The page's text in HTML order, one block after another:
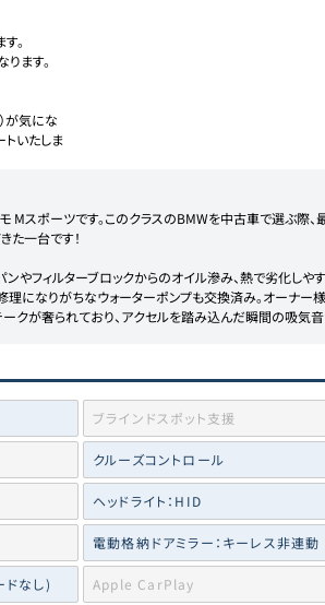
。
ます。
が気にな
いたしま
ポーツです。このクラスのBMWを中古車で選ぶ際、
た一台です！
ンやフィルターブロックからのオイル滲み、熱で劣化し
理になりがちなウォーターポンプも交換済み。オーナ
クが奢られており、アクセルを踏み込んだ瞬間の吸気
ブラインドスポット支援
クルーズコントロール
ヘッドライト：HID
電動格納ドアミラー：キーレス非連動
ドなし) Apple CarPlay